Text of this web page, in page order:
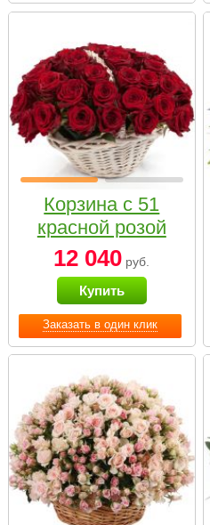
Заказать в один клик
Корзина с 51
красной розой
12 040 руб.
Купить